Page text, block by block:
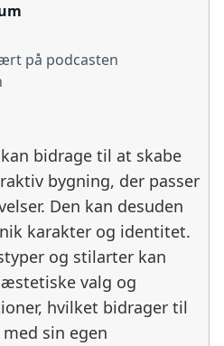
på podcasten
bidrage til at skabe
bygning, der passer
Den kan desuden
karakter og identitet.
og stilarter kan
valg og
hvilket bidrager til
sin egen